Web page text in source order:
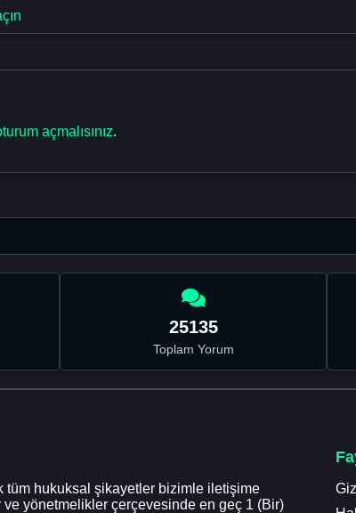
açmalısınız.
25135
Toplam Yorum
tüm hukuksal şikayetler bizimle iletişime
yönetmelikler çerçevesinde en geç 1 (Bir)